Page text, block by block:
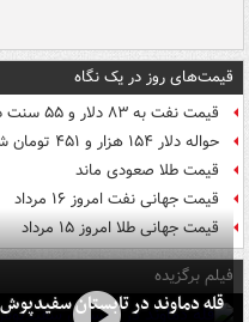
قیمت‌های روز در یک نگاه
قیمت نفت به ۸۳ دلار و ۵۵ سنت در هر بشکه رسید
حواله دلار ۱۵۴ هزار و ۴۵۱ تومان شد
قیمت طلا صعودی ماند
قیمت جهانی نفت امروز ۱۶ مرداد
قیمت جهانی طلا امروز ۱۵ مرداد
فیلم برگزیده
قله دماوند در تابستان